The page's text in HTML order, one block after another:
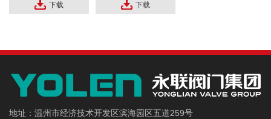
下载 下载
地址：温州市经济技术开发区滨海园区五道259号